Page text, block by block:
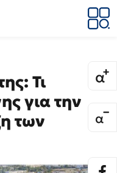
Τι
για την
των